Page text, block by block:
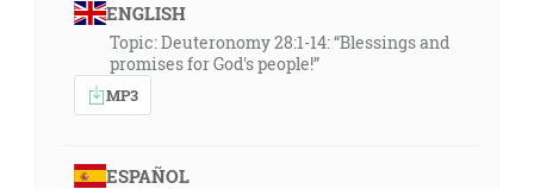
ENGLISH
Topic: Deuteronomy 28:1-14: “Blessings and
promises for God's people!”
MP3
ESPAÑOL